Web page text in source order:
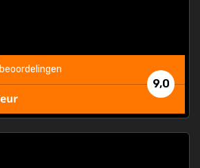
9,0
beoordelingen